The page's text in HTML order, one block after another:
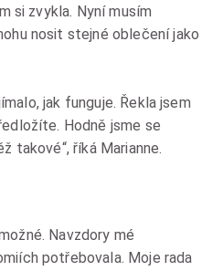
si zvykla. Nyní musím
nosit stejné oblečení jako
jak funguje. Řekla jsem
Hodně jsme se
takové“, říká Marianne.
Navzdory mé
potřebovala. Moje rada